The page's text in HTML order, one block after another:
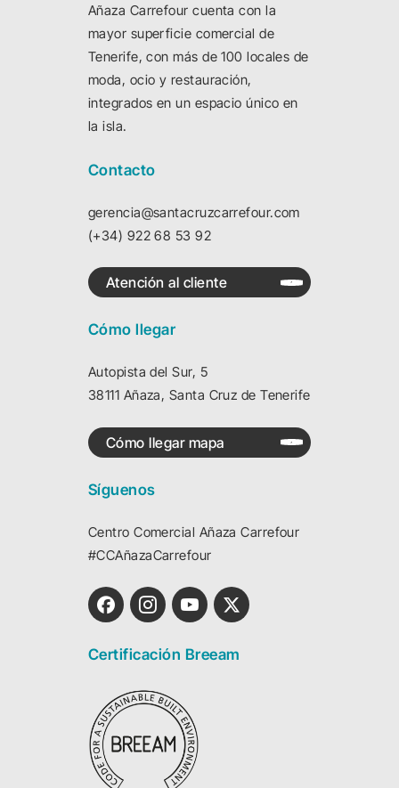
Añaza Carrefour cuenta con la
mayor superficie comercial de
Tenerife, con más de 100 locales de
moda, ocio y restauración,
integrados en un espacio único en
la isla.
Contacto
gerencia@santacruzcarrefour.com
(+34) 922 68 53 92
Atención al cliente
Cómo llegar
Autopista del Sur, 5
38111 Añaza, Santa Cruz de Tenerife
Cómo llegar mapa
Síguenos
Centro Comercial Añaza Carrefour
#CCAñazaCarrefour
Certificación Breeam